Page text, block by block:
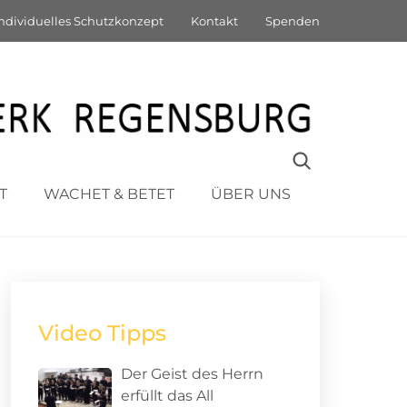
Schutzkonzept Kontakt Spenden
WACHET & BETET ÜBER UNS
mit
Video Tipps
Der Geist des Herrn
erfüllt das All